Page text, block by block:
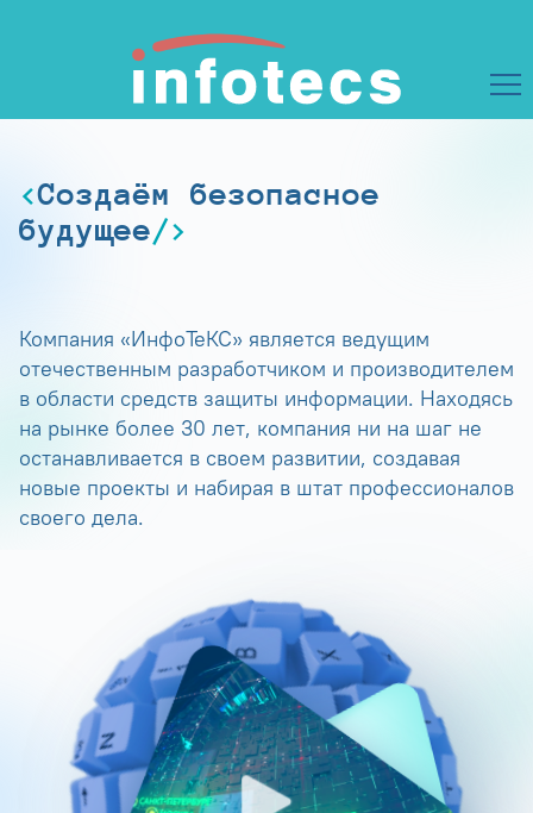
Создаём безопасное
будущее
Компания «ИнфоТеКС» является ведущим
отечественным разработчиком и производителем
в области средств защиты информации. Находясь
на рынке более 30 лет, компания ни на шаг не
останавливается в своем развитии, создавая
новые проекты и набирая в штат профессионалов
своего дела.